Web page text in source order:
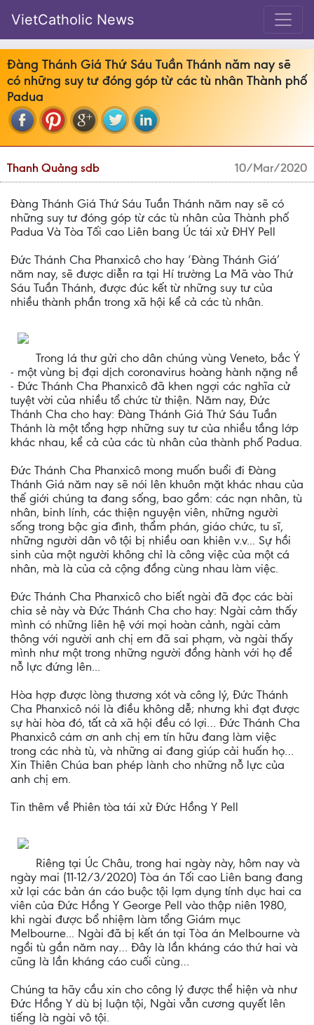
VietCatholic News
Đàng Thánh Giá Thứ Sáu Tuần Thánh năm nay sẽ
có những suy tư đóng góp từ các tù nhân Thành phố
Padua
Thanh Quảng sdb 10/Mar/2020
Đàng Thánh Giá Thứ Sáu Tuần Thánh năm nay sẽ có
những suy tư đóng góp từ các tù nhân của Thành phố
Padua Và Tòa Tối cao Liên bang Úc tái xử ĐHY Pell
Đức Thánh Cha Phanxicô cho hay ‘Đàng Thánh Giá’
năm nay, sẽ được diễn ra tại Hí trường La Mã vào Thứ
Sáu Tuần Thánh, được đúc kết từ những suy tư của
nhiều thành phần trong xã hội kể cả các tù nhân.
Trong lá thư gửi cho dân chúng vùng Veneto, bắc Ý
- một vùng bị đại dịch coronavirus hoàng hành nặng nề
- Đức Thánh Cha Phanxicô đã khen ngợi các nghĩa cử
tuyệt vời của nhiều tổ chức từ thiện. Năm nay, Đức
Thánh Cha cho hay: Đàng Thánh Giá Thứ Sáu Tuần
Thánh là một tổng hợp những suy tư của nhiều tầng lớp
khác nhau, kể cả của các tù nhân của thành phố Padua.
Đức Thánh Cha Phanxicô mong muốn buổi đi Đàng
Thánh Giá năm nay sẽ nói lên khuôn mặt khác nhau của
thế giới chúng ta đang sống, bao gồm: các nạn nhân, tù
nhân, binh lính, các thiện nguyện viên, những người
sống trong bậc gia đình, thẩm phán, giáo chức, tu sĩ,
những người dân vô tội bị nhiều oan khiên v.v... Sự hồi
sinh của một người không chỉ là công việc của một cá
nhân, mà là của cả cộng đồng cùng nhau làm việc.
Đức Thánh Cha Phanxicô cho biết ngài đã đọc các bài
chia sẻ này và Đức Thánh Cha cho hay: Ngài cảm thấy
mình có những liên hệ với mọi hoàn cảnh, ngài cảm
thông với người anh chị em đã sai phạm, và ngài thấy
mình như một trong những người đồng hành với họ để
nỗ lực đứng lên...
Hòa hợp được lòng thương xót và công lý, Đức Thánh
Cha Phanxicô nói là điều không dễ; nhưng khi đạt được
sự hài hòa đó, tất cả xã hội đều có lợi… Đức Thánh Cha
Phanxicô cám ơn anh chị em tín hữu đang làm việc
trong các nhà tù, và những ai đang giúp cải huấn họ…
Xin Thiên Chúa ban phép lành cho những nỗ lực của
anh chị em.
Tin thêm về Phiên tòa tái xử Đức Hồng Y Pell
Riêng tại Úc Châu, trong hai ngày này, hôm nay và
ngày mai (11-12/3/2020) Tòa án Tối cao Liên bang đang
xử lại các bản án cáo buộc tội lạm dụng tính dục hai ca
viên của Đức Hồng Y George Pell vào thập niên 1980,
khi ngài được bổ nhiệm làm tổng Giám mục
Melbourne... Ngài đã bị kết án tại Tòa án Melbourne và
ngồi tù gần năm nay… Đây là lần kháng cáo thứ hai và
cũng là lần kháng cáo cuối cùng…
Chúng ta hãy cầu xin cho công lý được thể hiện và như
Đức Hồng Y dù bị luận tội, Ngài vẫn cương quyết lên
tiếng là ngài vô tội.